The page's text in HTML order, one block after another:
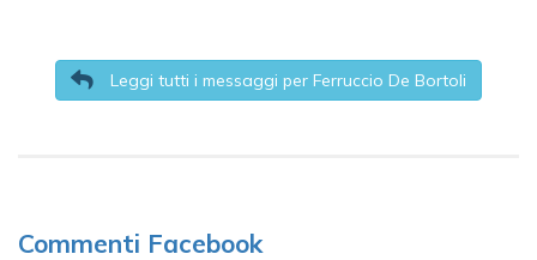
Leggi tutti i messaggi per Ferruccio De Bortoli
Commenti Facebook